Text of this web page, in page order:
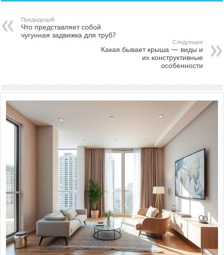
Предыдущий
Что представляет собой
чугунная задвижка для труб?
Следующее
Какая бывает крыша — виды и
их конструктивные
особенности